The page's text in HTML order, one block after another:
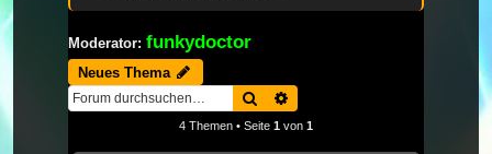
Moderator: funkydoctor
Neues Thema
Suche
4 Themen • Seite 1 von 1